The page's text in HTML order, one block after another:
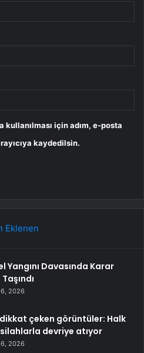
kullanılması için adım, e-posta
kaydedilsin.
Eklenen
Yangını Davasında Karar
2026
çeken görüntüler: Halk
devriye atıyor
2026